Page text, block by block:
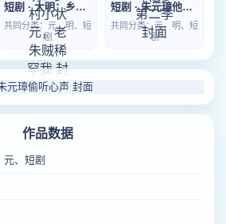
短剧 · 大明：乡村小状元，老朱贼稀罕我
共同分类：元、明、短
剧
短剧 · 朱元璋他爹第二季
共同分类：元、明、短
剧
作品数据
元、短剧